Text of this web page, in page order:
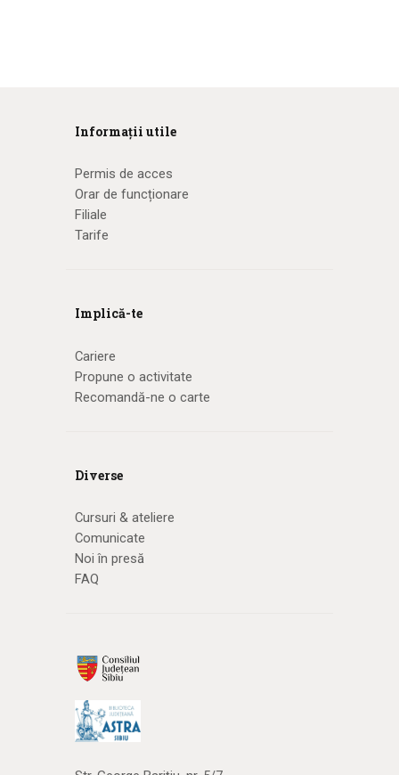
Informații utile
Permis de acces
Orar de funcționare
Filiale
Tarife
Implică-te
Cariere
Propune o activitate
Recomandă-ne o carte
Diverse
Cursuri & ateliere
Comunicate
Noi în presă
FAQ